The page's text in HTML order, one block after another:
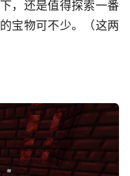
，还是值得探索一番
宝物可不少。（这两